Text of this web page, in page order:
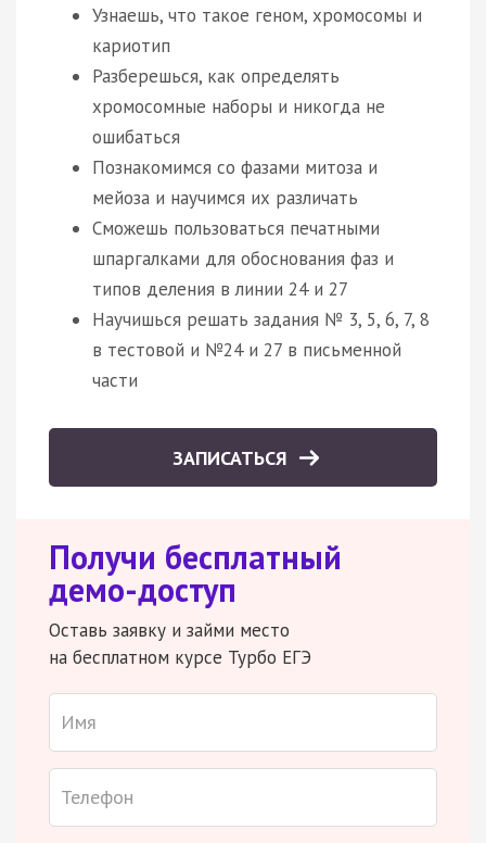
Узнаешь, что такое геном, хромосомы и
кариотип
Разберешься, как определять
хромосомные наборы и никогда не
ошибаться
Познакомимся со фазами митоза и
мейоза и научимся их различать
Сможешь пользоваться печатными
шпаргалками для обоснования фаз и
типов деления в линии 24 и 27
Научишься решать задания № 3, 5, 6, 7, 8
в тестовой и №24 и 27 в письменной
части
ЗАПИСАТЬСЯ
Получи бесплатный
демо-доступ
Оставь заявку и займи место
на бесплатном курсе Турбо ЕГЭ